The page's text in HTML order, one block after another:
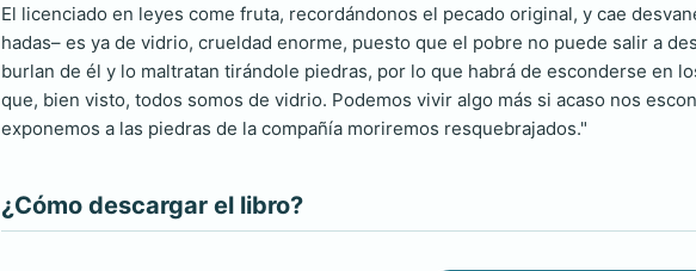
El licenciado en leyes come fruta, recordándonos el pecado original, y cae
hadas– es ya de vidrio, crueldad enorme, puesto que el pobre no puede salir a
burlan de él y lo maltratan tirándole piedras, por lo que habrá de esconderse en
que, bien visto, todos somos de vidrio. Podemos vivir algo más si acaso nos
exponemos a las piedras de la compañía moriremos resquebrajados."
¿Cómo descargar el libro?